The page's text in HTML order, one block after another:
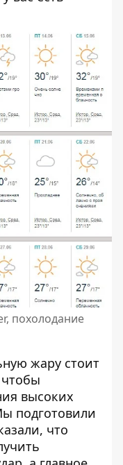
похолодание
жару стоит
высоких
подготовили
что